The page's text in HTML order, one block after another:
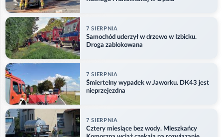
7 SIERPNIA
Samochód uderzył w drzewo w Izbicku.
Droga zablokowana
7 SIERPNIA
Śmiertelny wypadek w Jaworku. DK43 jest
nieprzejezdna
7 SIERPNIA
Cztery miesiące bez wody. Mieszkańcy